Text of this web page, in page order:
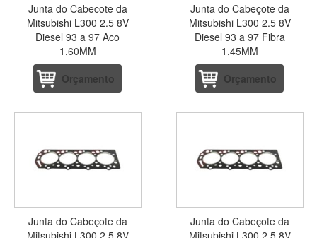
Junta do Cabecote da
Mitsubishi L300 2.5 8V
Diesel 93 a 97 Aco
1,60MM
Orçamento
Junta do Cabeçote da
Mitsubishi L300 2.5 8V
Diesel 93 a 97 Fibra
1,45MM
Orçamento
Junta do Cabeçote da
Mitsubishi L300 2.5 8V
Junta do Cabeçote da
Mitsubishi L300 2.5 8V